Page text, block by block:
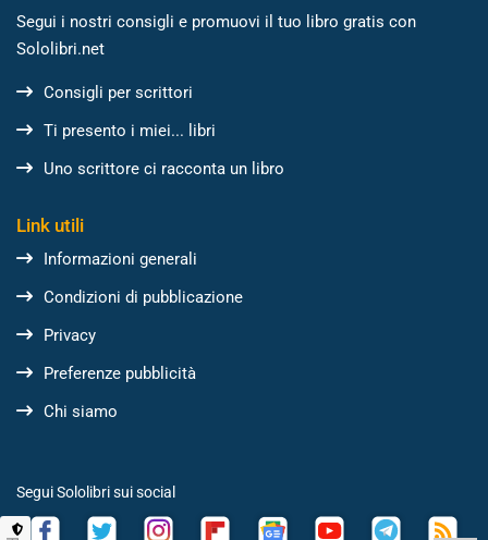
Segui i nostri consigli e promuovi il tuo libro gratis con
Sololibri.net
Consigli per scrittori
Ti presento i miei... libri
Uno scrittore ci racconta un libro
Link utili
Informazioni generali
Condizioni di pubblicazione
Privacy
Preferenze pubblicità
Chi siamo
Segui Sololibri sui social